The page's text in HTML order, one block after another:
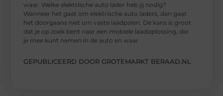
waar. Welke elektrische auto lader heb jij nodig?
Wanneer het gaat om elektrische auto laders, dan gaat
het doorgaans niet om vaste laadpalen. De kans is groot
dat je op zoek bent naar een mobiele laadoplossing, die
je mee kunt nemen in de auto en waar
GEPUBLICEERD DOOR GROTEMARKT BERAAD.NL